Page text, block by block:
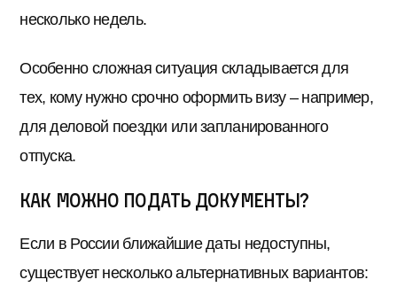
несколько недель.
Особенно сложная ситуация складывается для
тех, кому нужно срочно оформить визу – например,
для деловой поездки или запланированного
отпуска.
Как можно подать документы?
Если в России ближайшие даты недоступны,
существует несколько альтернативных вариантов: